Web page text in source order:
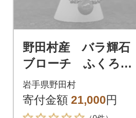
野田村産 バラ輝石
ブローチ ふくろう
(オーロラ)
岩手県野田村
寄付金額 21,000円